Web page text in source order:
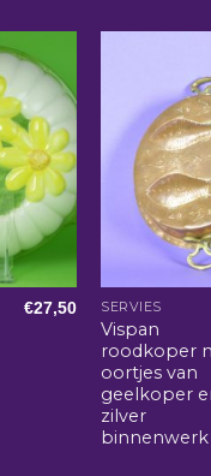
€27,50 SERVIES
Vispan
roodkoper
oortjes van
geelkoper
zilver
binnenwerk